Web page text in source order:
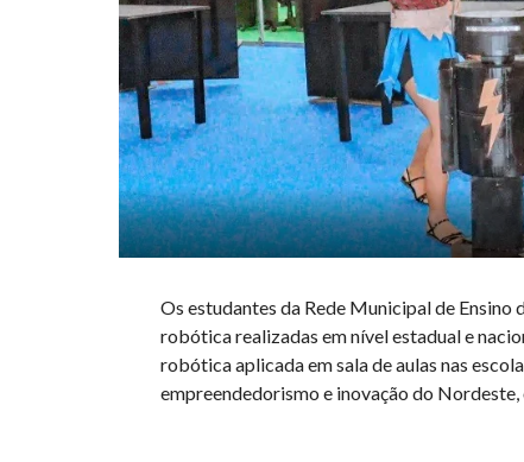
Os estudantes da Rede Municipal de Ensino
robótica realizadas em nível estadual e
robótica aplicada em sala de aulas nas
empreendedorismo e inovação do